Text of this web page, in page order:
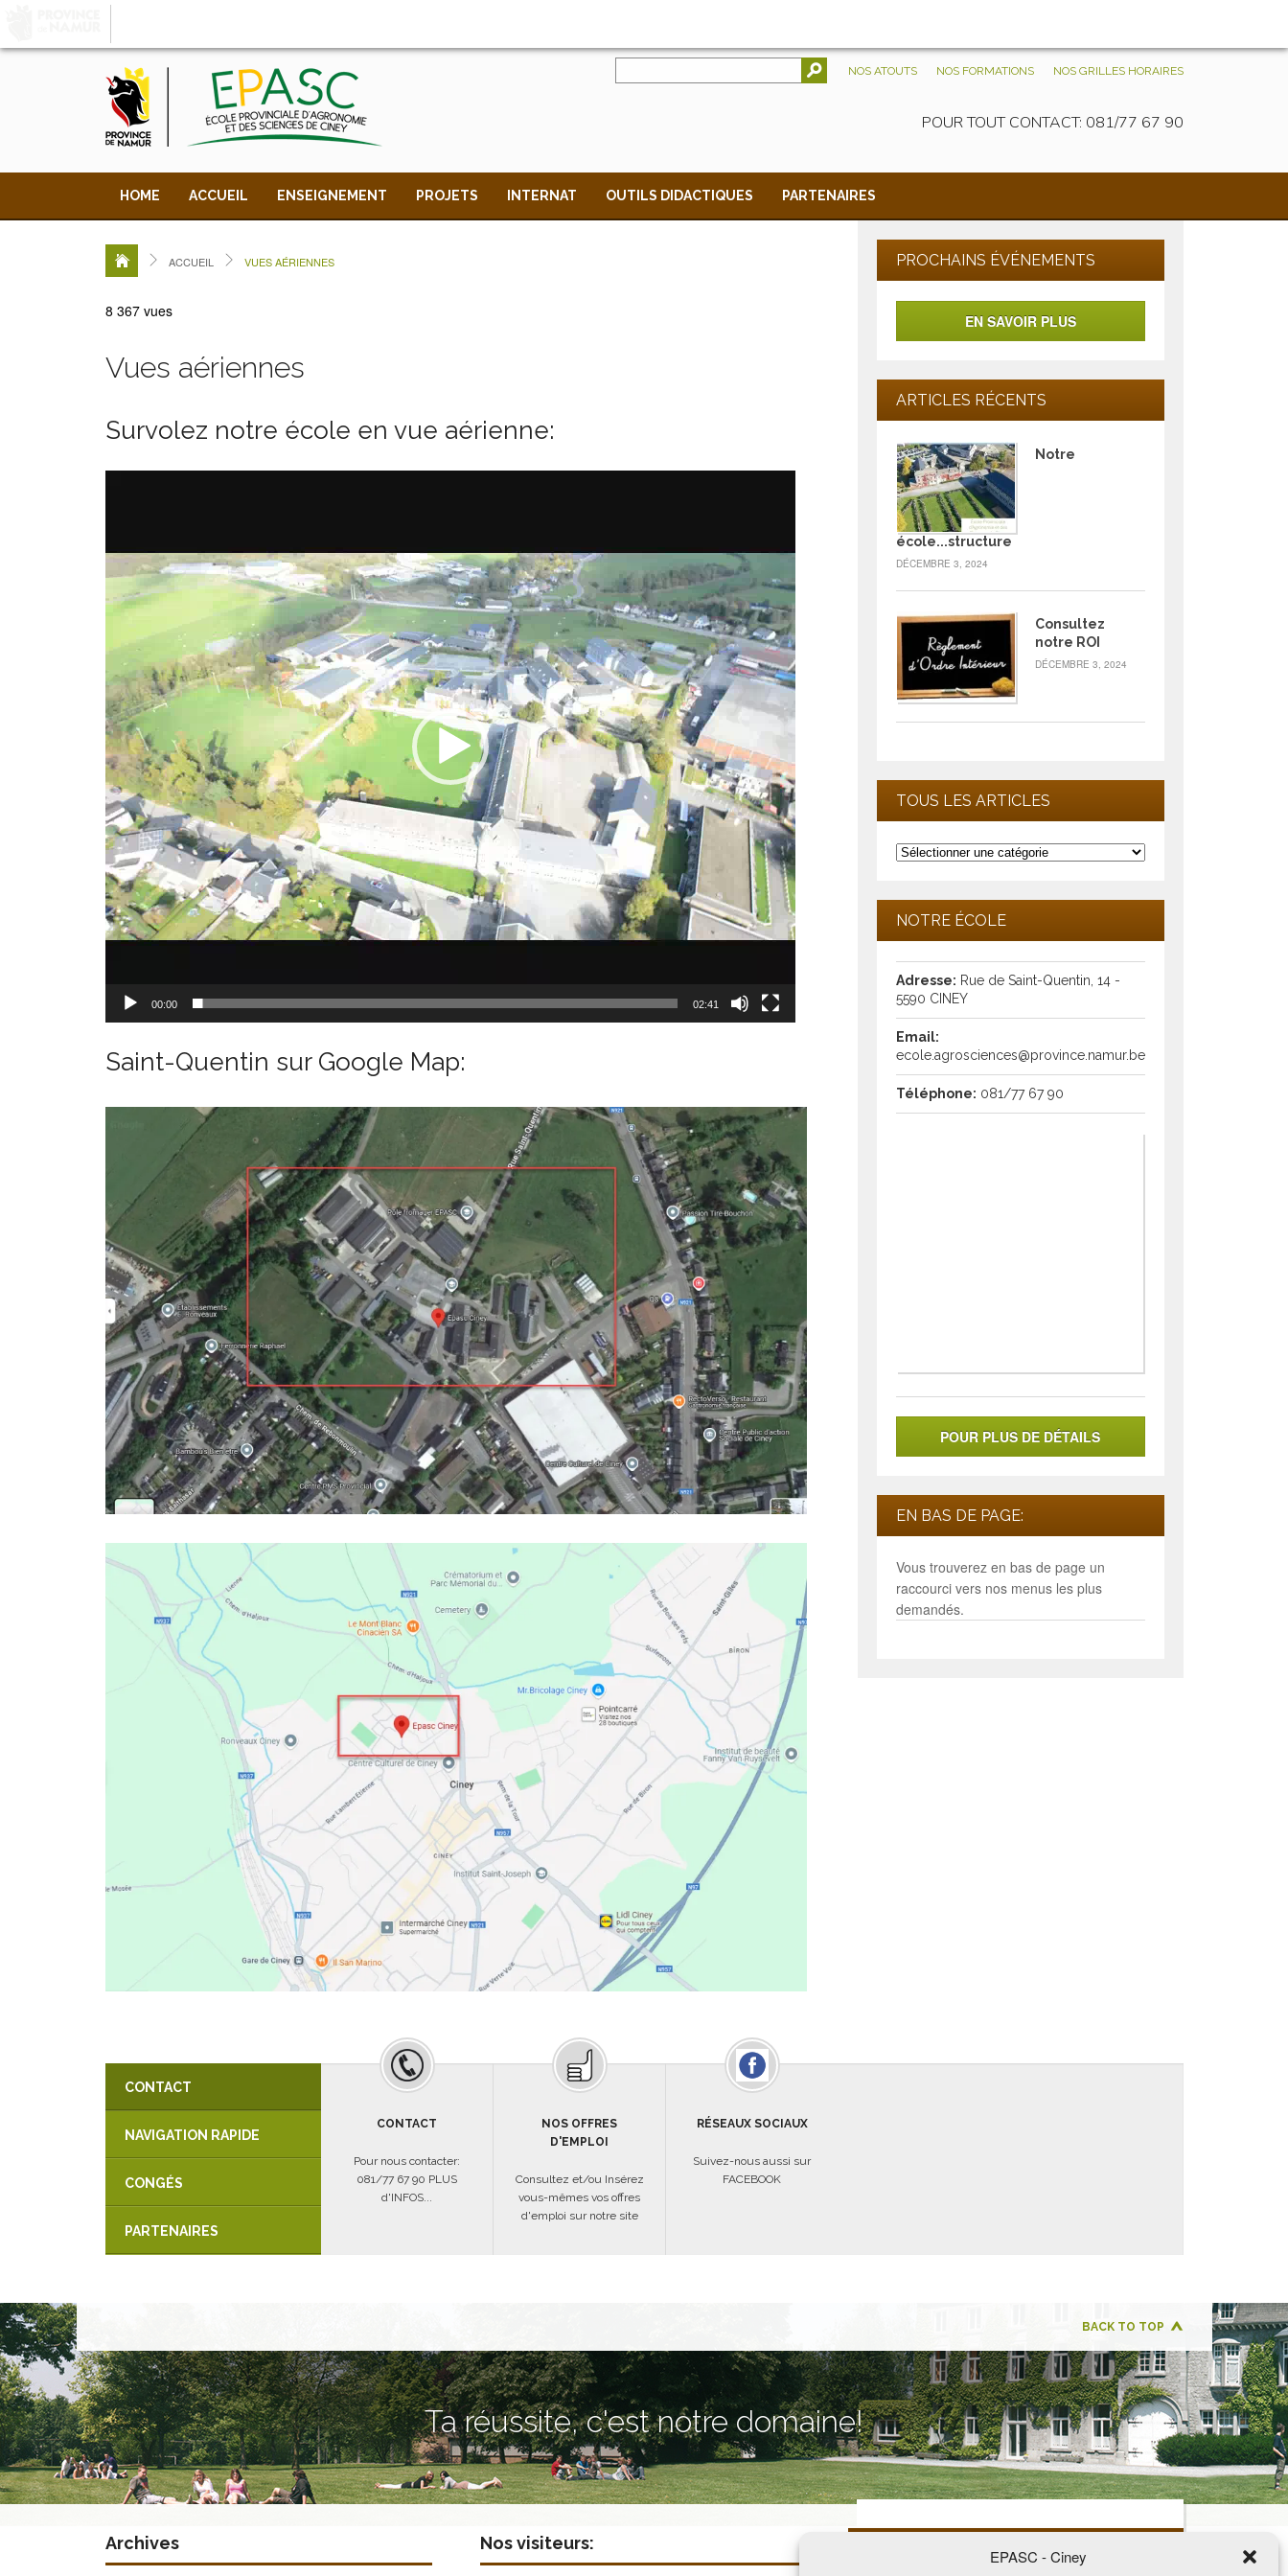
EPASC - Ciney
NOS ATOUTS NOS FORMATIONS NOS GRILLES HORAIRES
POUR TOUT CONTACT: 081/77 67 90
HOME ACCUEIL ENSEIGNEMENT PROJETS INTERNAT OUTILS DIDACTIQUES PARTENAIRES
ACCUEIL VUES AÉRIENNES
8 367 vues
Vues aériennes
Survolez notre école en vue aérienne:
00:00 02:41
Saint-Quentin sur Google Map:
PROCHAINS ÉVÉNEMENTS
EN SAVOIR PLUS
ARTICLES RÉCENTS
Notre
école...structure
DÉCEMBRE 3, 2024
Consultez
notre ROI
DÉCEMBRE 3, 2024
TOUS LES ARTICLES
Tous
NOTRE ÉCOLE
Adresse: Rue de Saint-Quentin, 14 -
5590 CINEY
Email:
ecole.agrosciences@province.namur.be
Téléphone: 081/77 67 90
POUR PLUS DE DÉTAILS
EN BAS DE PAGE:
Vous trouverez en bas de page un
raccourci vers nos menus les plus
demandés.
CONTACT
NAVIGATION RAPIDE
CONGÉS
PARTENAIRES
CONTACT
Pour nous contacter:
081/77 67 90 PLUS
d'INFOS...
NOS OFFRES
D'EMPLOI
Consultez et/ou Insérez
vous-mêmes vos offres
d'emploi sur notre site
RÉSEAUX SOCIAUX
Suivez-nous aussi sur
FACEBOOK
BACK TO TOP
Ta réussite, c'est notre domaine!
Archives Nos visiteurs: